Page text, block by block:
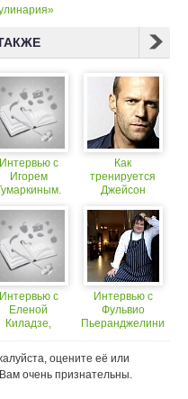
Интервью с
Игорем
Интервью с
Еленой
Киладзе,
Пурмарили
Как
тренируется
Джейсон
интервью со
звездой
«Форсажа» и
«Перевозчика»
Интервью с
Фульвио
Пьеранджелини
мировым
именем
оцените её или
очень признательны.